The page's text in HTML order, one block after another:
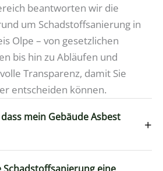
beantworten wir die
um Schadstoffsanierung in
Olpe – von gesetzlichen
bis hin zu Abläufen und
Transparenz, damit Sie
entscheiden können.
mein Gebäude Asbest
+